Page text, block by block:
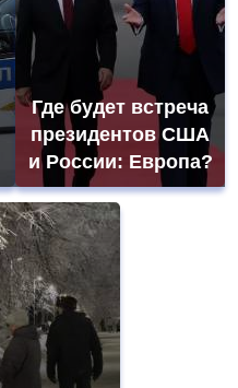
Где будет встреча
президентов США
и России: Европа?